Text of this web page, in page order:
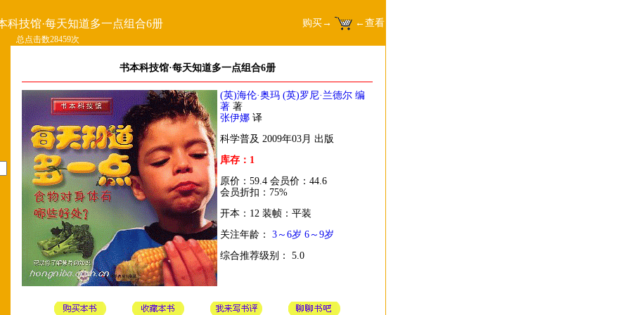
科技馆·每天知道多一点组合6册 购买→ ←查看
总点击数28459次
书本科技馆·每天知道多一点组合6册
(英)海伦·奥玛 (英)罗尼·兰德尔 编
著 著
张伊娜 译
科学普及 2009年03月 出版
库存：1
原价：59.4 会员价：44.6
会员折扣：75%
开本：12 装帧：平装
关注年龄： 3～6岁 6～9岁
综合推荐级别： 5.0